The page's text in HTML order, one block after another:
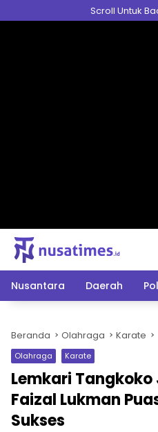
ke
Scroll Untuk
Nusantara Daerah
Beranda Olahraga Karate
Olahraga Karate
Lemkari
Faizal Lukman
Sukses